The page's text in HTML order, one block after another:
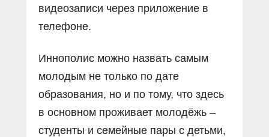
видеозаписи через приложение в
телефоне.
Иннополис можно назвать самым
молодым не только по дате
образования, но и по тому, что здесь
в основном проживает молодёжь –
студенты и семейные пары с детьми,